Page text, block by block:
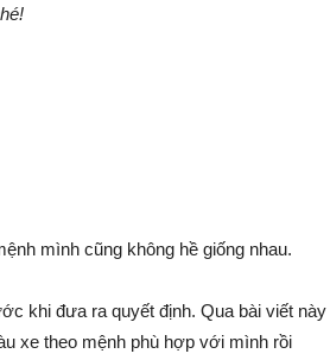
mình cũng không hề giống nhau.
khi đưa ra quyết định. Qua bài viết này
xe theo mệnh phù hợp với mình rồi